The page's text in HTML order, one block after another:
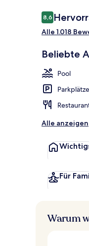
8,68,6 von 10.
Alle 1.018
Beliebte
Pool
Alle anzeigen
Für
Warum